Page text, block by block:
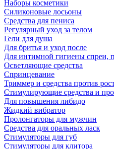
Наборы косметики
Силиконовые лосьоны
Средства для пениса
Регулярный уход за телом
Гели для душа
Для бритья и уход после
Для интимной гигиены спреи,
Осветляющие средства
Спринцевание
Триммер и средства против
Стимулирующие средства и
Для повышения либидо
Жидкий вибратор
Пролонгаторы для мужчин
Средства для оральных ласк
Стимуляторы для губ
Стимуляторы для клитора